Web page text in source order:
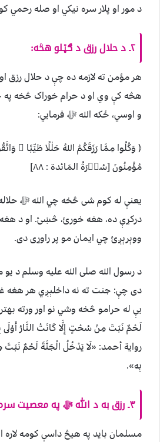
د مور او پلار سره نیکي او صله رحمي
۲ـ د حلال رزق د ګټلو هڅه:
هر مؤمن ته لازمه ده چې د حلال رزق
هڅه کې وي او د حرام خوراک څخه په
و اوسي، ځکه الله ﷻ فرمایي:
﴿ وَكُلُوا مِمَّا رَزَقَكُمُ اللهُ حَلٰلًا طَيِّبًا
مُؤْمِنُونَ [سُوۡرَةُ المَائدة : ۸۸]
يعنې له کوم شى څخه چي الله ﷻ
درکړې ده، هغه خورئ، څښئ. او د
ووېرېږئ چي ايمان مو پر راوړی دى.
د رسول الله صلی الله علیه وسلم د
دی چې: جنت ته نه داخلېږي هر هغه
یې له حرامو څخه وشي نو اور ورته
لَحْمٌ نَبَتَ مِنْ سُحْتٍ إِلَّا كَانَتْ النَّارُ أَوْلَى
رواية أحمد: «لَا يَدْخُلُ الْجَنَّةَ لَحْمٌ نَبَتَ
بِهِ».
۳ـ رزق به د الله ﷻ په معصیت سره لاسته نه راوړي:
مسلمان باید په هیڅ داسې کومه لاره